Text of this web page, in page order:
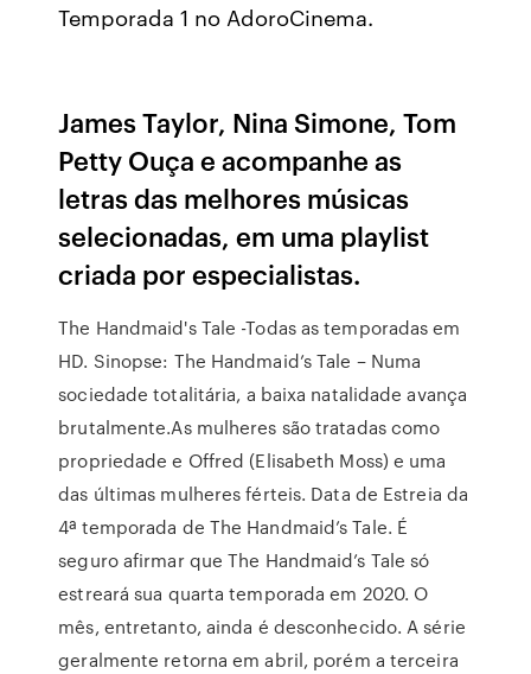
Temporada 1 no AdoroCinema.
James Taylor, Nina Simone, Tom
Petty Ouça e acompanhe as
letras das melhores músicas
selecionadas, em uma playlist
criada por especialistas.
The Handmaid's Tale -Todas as temporadas em
HD. Sinopse: The Handmaid’s Tale – Numa
sociedade totalitária, a baixa natalidade avança
brutalmente.As mulheres são tratadas como
propriedade e Offred (Elisabeth Moss) e uma
das últimas mulheres férteis. Data de Estreia da
4ª temporada de The Handmaid’s Tale. É
seguro afirmar que The Handmaid’s Tale só
estreará sua quarta temporada em 2020. O
mês, entretanto, ainda é desconhecido. A série
geralmente retorna em abril, porém a terceira